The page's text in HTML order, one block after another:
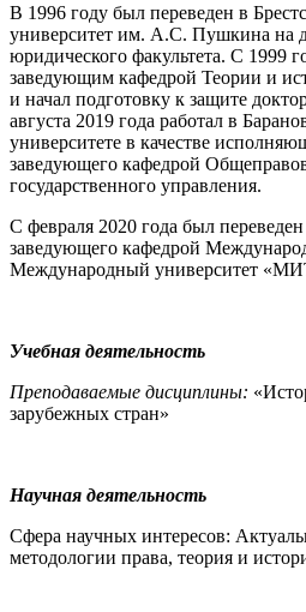
В 1996 году был переведен в
университет им. А.С. Пушкина на
юридического факультета. С 1999
заведующим кафедрой Теории и
и начал подготовку к защите
августа 2019 года работал в
университете в качестве
заведующего кафедрой
государственного управления.
С февраля 2020 года был
заведующего кафедрой
Международный университет
Учебная деятельность
Преподаваемые дисциплины:
зарубежных стран»
Научная деятельность
Сфера научных интересов:
методологии права, теория и